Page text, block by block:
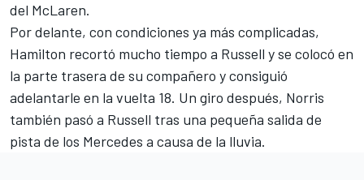
del McLaren.
Por delante, con condiciones ya más complicadas,
Hamilton recortó mucho tiempo a Russell y se colocó en
la parte trasera de su compañero y consiguió
adelantarle en la vuelta 18. Un giro después, Norris
también pasó a Russell tras una pequeña salida de
pista de los Mercedes a causa de la lluvia.